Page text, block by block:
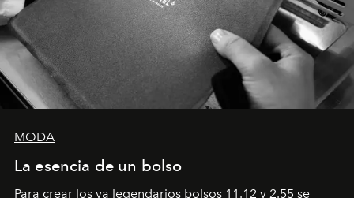
MODA
La esencia de un bolso
Para crear los ya legendarios bolsos 11.12 y 2.55 se